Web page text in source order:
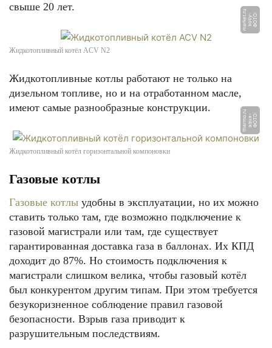
свыше 20 лет.
Ф
О
Т
О:
k
o
tl
y
-
m
a
r
k
e
t.
r
u
Жидкотопливный котёл ACV N2
Жидкотопливные котлы работают не только на
дизельном топливе, но и на отработанном масле,
имеют самые разнообразные конструкции.
Ф
О
Т
О:
a
q
u
a
-
t
h
e
r
m
o.
r
u
Жидкотопливный котёл горизонтальной компоновки
Газовые котлы
Газовые котлы удобны в эксплуатации, но их можно
ставить только там, где возможно подключение к
газовой магистрали или там, где существует
гарантированная доставка газа в баллонах. Их КПД
доходит до 87%. Но стоимость подключения к
магистрали слишком велика, чтобы газовый котёл
был конкурентом другим типам. При этом требуется
безукоризненное соблюдение правил газовой
безопасности. Взрыв газа приводит к
разрушительным последствиям.